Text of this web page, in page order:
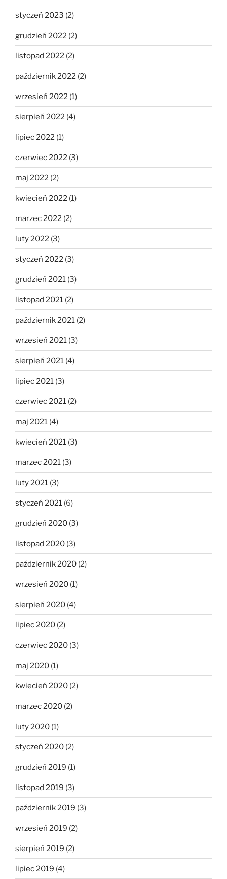
styczeń 2023 (2)
grudzień 2022 (2)
listopad 2022 (2)
październik 2022 (2)
wrzesień 2022 (1)
sierpień 2022 (4)
lipiec 2022 (1)
czerwiec 2022 (3)
maj 2022 (2)
kwiecień 2022 (1)
marzec 2022 (2)
luty 2022 (3)
styczeń 2022 (3)
grudzień 2021 (3)
listopad 2021 (2)
październik 2021 (2)
wrzesień 2021 (3)
sierpień 2021 (4)
lipiec 2021 (3)
czerwiec 2021 (2)
maj 2021 (4)
kwiecień 2021 (3)
marzec 2021 (3)
luty 2021 (3)
styczeń 2021 (6)
grudzień 2020 (3)
listopad 2020 (3)
październik 2020 (2)
wrzesień 2020 (1)
sierpień 2020 (4)
lipiec 2020 (2)
czerwiec 2020 (3)
maj 2020 (1)
kwiecień 2020 (2)
marzec 2020 (2)
luty 2020 (1)
styczeń 2020 (2)
grudzień 2019 (1)
listopad 2019 (3)
październik 2019 (3)
wrzesień 2019 (2)
sierpień 2019 (2)
lipiec 2019 (4)